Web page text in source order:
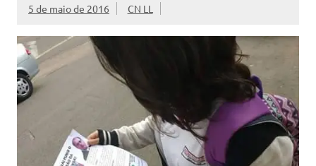
5 de maio de 2016 CN LL